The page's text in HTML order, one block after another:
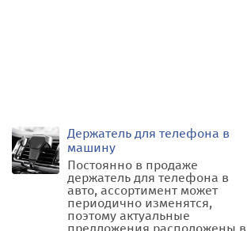
Держатель для телефона в
машину
Постоянно в продаже
держатель для телефона в
авто, ассортимент может
периодично изменятся,
поэтому актуальные